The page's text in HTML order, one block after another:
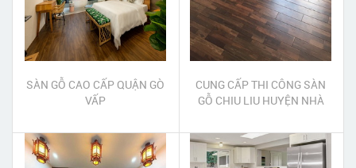
SÀN GỖ CAO CẤP QUẬN GÒ
VẤP
CUNG CẤP THI CÔNG SÀN
GỖ CHIU LIU HUYỆN NHÀ